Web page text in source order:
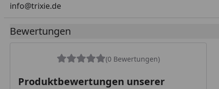
info@trixie.de
Bewertungen
(0 Bewertungen)
Produktbewertungen unserer